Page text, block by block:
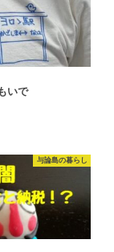
いで
与論島の暮らし